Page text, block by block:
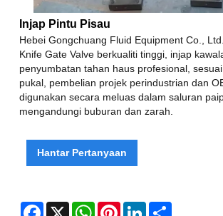
Injap Pintu Pisau
Hebei Gongchuang Fluid Equipment Co.,
Knife Gate Valve berkualiti tinggi, injap
penyumbatan tahan haus profesional,
pukal, pembelian projek perindustrian dan
digunakan secara meluas dalam saluran
mengandungi buburan dan zarah.
Hantar Pertanyaan
Facebook
X WhatsAppPinterestLinkedIn